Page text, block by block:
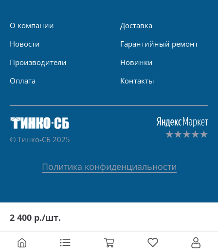
2 400 р./шт.
О компании
Новости
Производители
Оплата
Доставка
Гарантийный ремонт
Новинки
Контакты
© Тинко-СБ 2025
Политика конфиденциальности